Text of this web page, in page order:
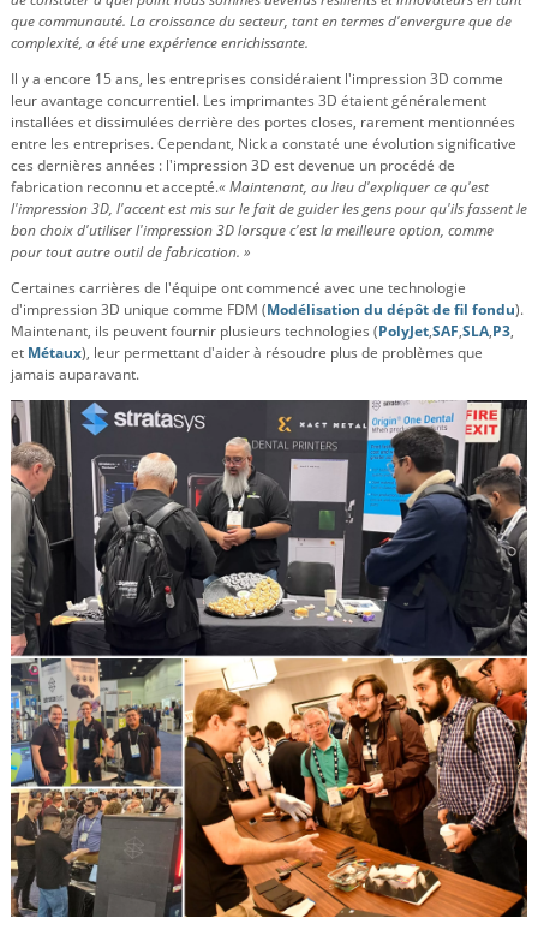
que communauté. La croissance du secteur, tant en termes d'envergure que de
complexité, a été une expérience enrichissante.
Il y a encore 15 ans, les entreprises considéraient l'impression 3D comme
leur avantage concurrentiel. Les imprimantes 3D étaient généralement
installées et dissimulées derrière des portes closes, rarement mentionnées
entre les entreprises. Cependant, Nick a constaté une évolution significative
ces dernières années : l'impression 3D est devenue un procédé de
fabrication reconnu et accepté.« Maintenant, au lieu d'expliquer ce qu'est
l'impression 3D, l'accent est mis sur le fait de guider les gens pour qu'ils fassent le
bon choix d'utiliser l'impression 3D lorsque c'est la meilleure option, comme
pour tout autre outil de fabrication. »
Certaines carrières de l'équipe ont commencé avec une technologie
d'impression 3D unique comme FDM (Modélisation du dépôt de fil fondu).
Maintenant, ils peuvent fournir plusieurs technologies (PolyJet,SAF,SLA,P3,
et Métaux), leur permettant d'aider à résoudre plus de problèmes que
jamais auparavant.